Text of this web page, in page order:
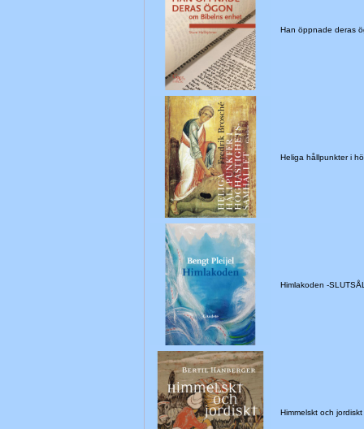
Han öppnade deras
Heliga hållpunkter i
Himlakoden -
Himmelskt och jordiskt